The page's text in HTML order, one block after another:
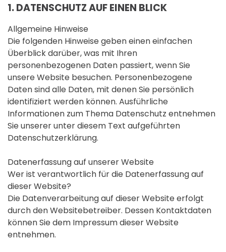
1. DATENSCHUTZ AUF EINEN BLICK
Allgemeine Hinweise
Die folgenden Hinweise geben einen einfachen
Überblick darüber, was mit Ihren
personenbezogenen Daten passiert, wenn Sie
unsere Website besuchen. Personenbezogene
Daten sind alle Daten, mit denen Sie persönlich
identifiziert werden können. Ausführliche
Informationen zum Thema Datenschutz entnehmen
Sie unserer unter diesem Text aufgeführten
Datenschutzerklärung.
Datenerfassung auf unserer Website
Wer ist verantwortlich für die Datenerfassung auf
dieser Website?
Die Datenverarbeitung auf dieser Website erfolgt
durch den Websitebetreiber. Dessen Kontaktdaten
können Sie dem Impressum dieser Website
entnehmen.